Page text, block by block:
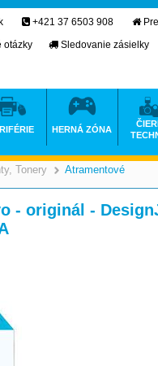
Tonery >
Atramentové
- originál -
+421 37 6503 908
otázky
Sledovanie zásielky
HERNÁ ZÓNA